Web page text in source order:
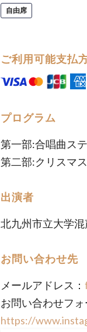
自由席
ご利用可能支払
プログラム
第一部:合唱曲ス
第二部:クリスマ
出演者
北九州市立大学
お問い合わせ先
メールアドレス：
お問い合わせフォ
https://